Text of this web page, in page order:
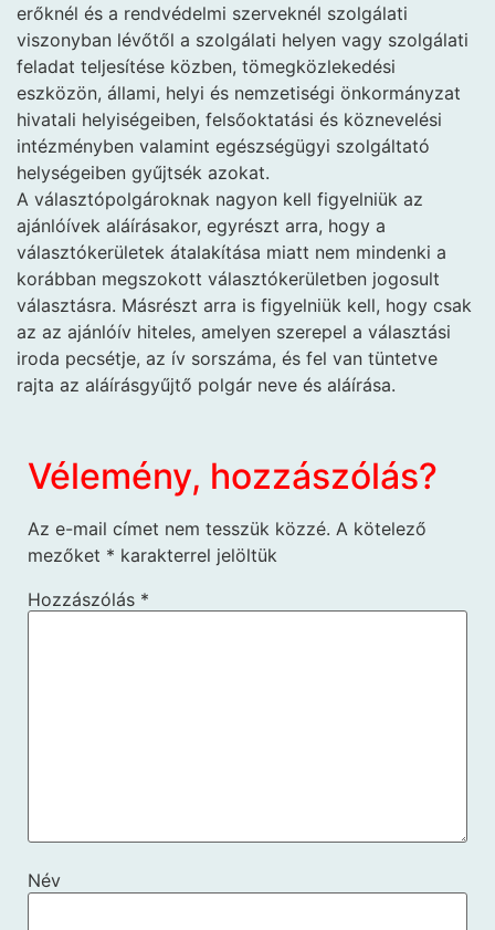
erőknél és a rendvédelmi szerveknél szolgálati
viszonyban lévőtől a szolgálati helyen vagy szolgálati
feladat teljesítése közben, tömegközlekedési
eszközön, állami, helyi és nemzetiségi önkormányzat
hivatali helyiségeiben, felsőoktatási és köznevelési
intézményben valamint egészségügyi szolgáltató
helységeiben gyűjtsék azokat.
A választópolgároknak nagyon kell figyelniük az
ajánlóívek aláírásakor, egyrészt arra, hogy a
választókerületek átalakítása miatt nem mindenki a
korábban megszokott választókerületben jogosult
választásra. Másrészt arra is figyelniük kell, hogy csak
az az ajánlóív hiteles, amelyen szerepel a választási
iroda pecsétje, az ív sorszáma, és fel van tüntetve
rajta az aláírásgyűjtő polgár neve és aláírása.
Vélemény, hozzászólás?
Az e-mail címet nem tesszük közzé. A kötelező
mezőket * karakterrel jelöltük
Hozzászólás *
Név